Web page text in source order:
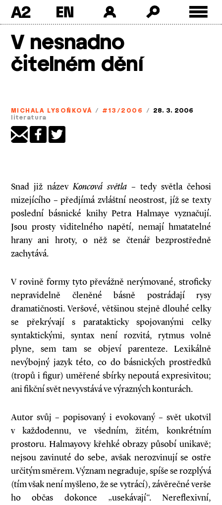
content
A2
V nesnadno
čitelném dění
MICHALA LYSOŇKOVÁ / #13/2006 / 28. 3. 2006
literatura
Snad již názevKoncová světla – tedy světla čehosi
mizejícího – předjímá zvláštní neostrost, jíž se texty
poslední básnické knihy Petra Halmaye vyznačují.
Jsou prosty viditelného napětí, nemají hmatatelné
hrany ani hroty, o něž se čtenář bezprostředně
zachytává.
V rovině formy tyto převážně nerýmované, stroficky
nepravidelně členěné básně postrádají rysy
dramatičnosti. Veršové, většinou stejně dlouhé celky
se překrývají s paratakticky spojovanými celky
syntaktickými, syntax není rozvitá, rytmus volně
plyne, sem tam se objeví parenteze. Lexikálně
nevýbojný jazyk této, co do básnických prostředků
(tropů i figur) uměřené sbírky nepoutá expresivitou;
ani fikční svět nevyvstává ve výrazných konturách.
Autor svůj – popisovaný i evokovaný – svět ukotvil
v každodennu, ve všedním, žitém, konkrétním
prostoru. Halmayovy křehké obrazy působí unikavě;
nejsou zavinuté do sebe, avšak nerozvinují se ostře
určitým směrem. Význam negraduje, spíše se rozplývá
(tím však není myšleno, že se vytrácí), závěrečné verše
ho občas dokonce „usekávají“. Nereflexivní,